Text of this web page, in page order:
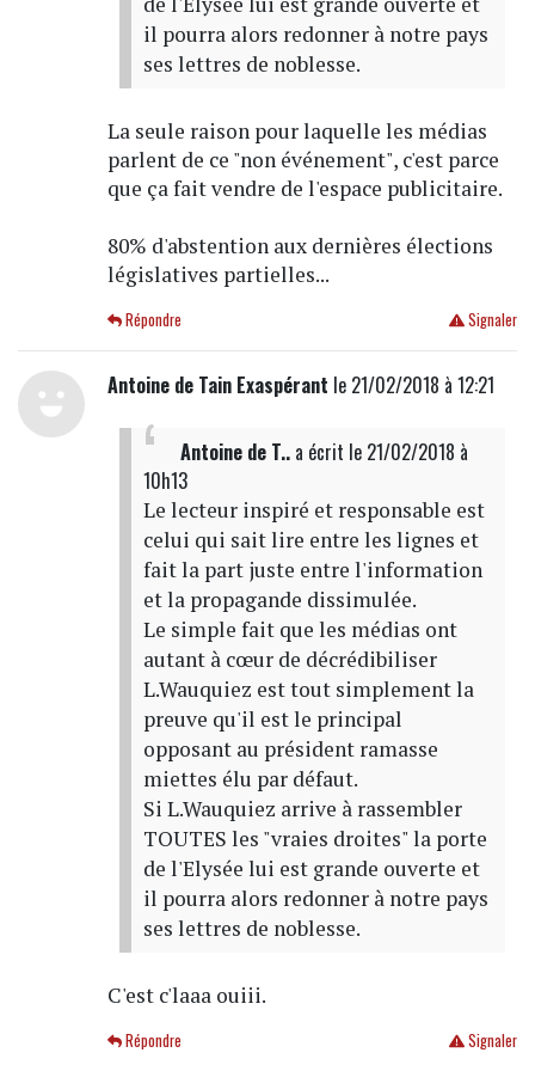
il pourra alors redonner à notre pays
ses lettres de noblesse.
La seule raison pour laquelle les médias
parlent de ce "non événement", c'est parce
que ça fait vendre de l'espace publicitaire.
80% d'abstention aux dernières élections
législatives partielles...
Signaler
Répondre
Antoine de Tain Exaspérant le 21/02/2018 à 12:21
Antoine de T..a écrit le 21/02/2018 à
10h13
Le lecteur inspiré et responsable est
celui qui sait lire entre les lignes et
fait la part juste entre l'information
et la propagande dissimulée.
Le simple fait que les médias ont
autant à cœur de décrédibiliser
L.Wauquiez est tout simplement la
preuve qu'il est le principal
opposant au président ramasse
miettes élu par défaut.
Si L.Wauquiez arrive à rassembler
TOUTES les "vraies droites" la porte
de l'Elysée lui est grande ouverte et
il pourra alors redonner à notre pays
ses lettres de noblesse.
C'est c'laaa ouiii.
Signaler
Répondre